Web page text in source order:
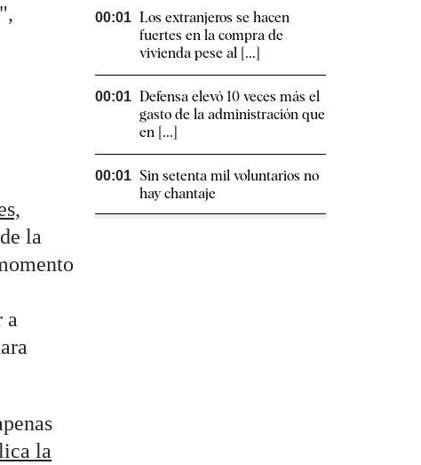
la
a
la
00:01 Los extranjeros se hacen
fuertes en la compra de
vivienda pese al [...]
00:01 Defensa elevó 10 veces más el
gasto de la administración que
en [...]
00:01 Sin setenta mil voluntarios no
hay chantaje